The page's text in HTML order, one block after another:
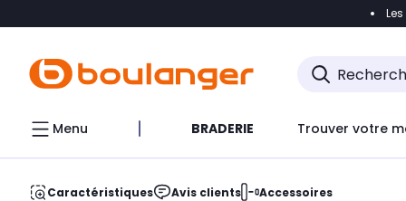
Accéder
Menu BRADERIE Trouver votre
Caractéristiques Avis clients Accessoires